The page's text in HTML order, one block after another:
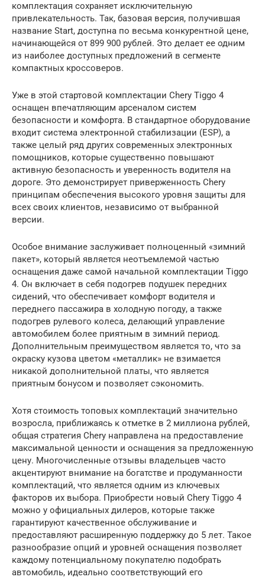
комплектация сохраняет исключительную
привлекательность. Так, базовая версия, получившая
название Start, доступна по весьма конкурентной цене,
начинающейся от 899 900 рублей. Это делает ее одним
из наиболее доступных предложений в сегменте
компактных кроссоверов.
Уже в этой стартовой комплектации Chery Tiggo 4
оснащен впечатляющим арсеналом систем
безопасности и комфорта. В стандартное оборудование
входит система электронной стабилизации (ESP), а
также целый ряд других современных электронных
помощников, которые существенно повышают
активную безопасность и уверенность водителя на
дороге. Это демонстрирует приверженность Chery
принципам обеспечения высокого уровня защиты для
всех своих клиентов, независимо от выбранной
версии.
Особое внимание заслуживает полноценный «зимний
пакет», который является неотъемлемой частью
оснащения даже самой начальной комплектации Tiggo
4. Он включает в себя подогрев подушек передних
сидений, что обеспечивает комфорт водителя и
переднего пассажира в холодную погоду, а также
подогрев рулевого колеса, делающий управление
автомобилем более приятным в зимний период.
Дополнительным преимуществом является то, что за
окраску кузова цветом «металлик» не взимается
никакой дополнительной платы, что является
приятным бонусом и позволяет сэкономить.
Хотя стоимость топовых комплектаций значительно
возросла, приближаясь к отметке в 2 миллиона рублей,
общая стратегия Chery направлена на предоставление
максимальной ценности и оснащения за предложенную
цену. Многочисленные отзывы владельцев часто
акцентируют внимание на богатстве и продуманности
комплектаций, что является одним из ключевых
факторов их выбора. Приобрести новый Chery Tiggo 4
можно у официальных дилеров, которые также
гарантируют качественное обслуживание и
предоставляют расширенную поддержку до 5 лет. Такое
разнообразие опций и уровней оснащения позволяет
каждому потенциальному покупателю подобрать
автомобиль, идеально соответствующий его